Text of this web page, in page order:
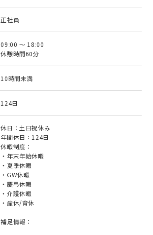
正社員
09:00 ～ 18:00
休憩時間60分
10時間未満
124日
休日：土日祝休み
年間休日：124日
休暇制度：
・年末年始休暇
・夏季休暇
・GW休暇
・慶弔休暇
・介護休暇
・産休/育休
補足情報：